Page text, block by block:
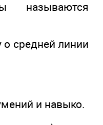
называются
о средней линии
и навыко.